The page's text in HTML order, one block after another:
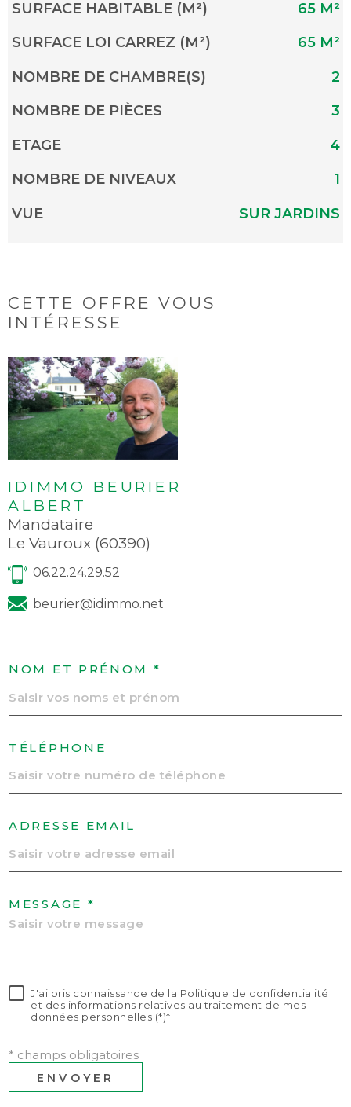
SURFACE HABITABLE (M²)
65 M²
SURFACE LOI CARREZ (M²)
65 M²
NOMBRE DE CHAMBRE(S)
2
NOMBRE DE PIÈCES
3
ETAGE
4
NOMBRE DE NIVEAUX
1
VUE
SUR JARDINS
CETTE OFFRE VOUS
INTÉRESSE
IDIMMO BEURIER
ALBERT
Mandataire
Le Vauroux (60390)
06.22.24.29.52
beurier@idimmo.net
NOM ET PRÉNOM *
TÉLÉPHONE
ADRESSE EMAIL
MESSAGE *
J'ai pris connaissance de la Politique de confidentialité
et des informations relatives au traitement de mes
données personnelles (*)*
* champs obligatoires
ENVOYER